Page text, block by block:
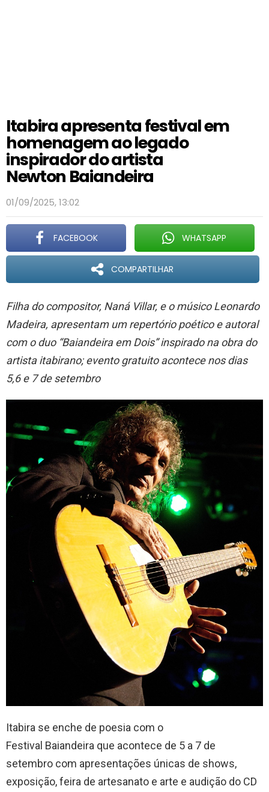
Itabira apresenta festival em
homenagem ao legado
inspirador do artista
Newton Baiandeira
01/09/2025, 13:02
FACEBOOK WHATSAPP
COMPARTILHAR
Filha do compositor, Naná Villar, e o músico Leonardo
Madeira, apresentam um repertório poético e autoral
com o duo “Baiandeira em Dois” inspirado na obra do
artista itabirano; evento gratuito acontece nos dias
5,6 e 7 de setembro
Itabira se enche de poesia com o
Festival Baiandeira que acontece de 5 a 7 de
setembro com apresentações únicas de shows,
exposição, feira de artesanato e arte e audição do CD